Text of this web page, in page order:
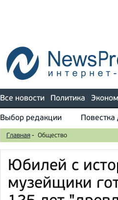
Все новости Политика
Выбор редакции Повестка
Главная - Общество
Юбилей с
музейщики